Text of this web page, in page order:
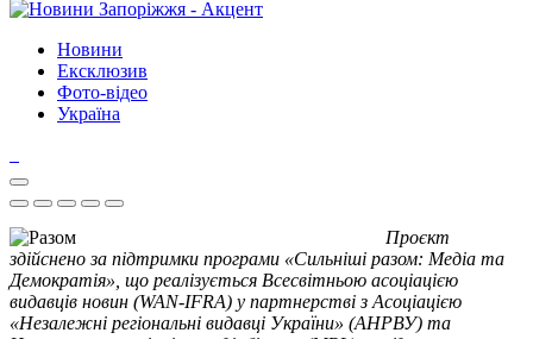
Новини
Ексклюзив
Фото-відео
Україна
Проєкт
здійснено за підтримки програми «Сильніші разом: Медіа та
Демократія», що реалізується Всесвітньою асоціацією
видавців новин (WAN-IFRA) у партнерстві з Асоціацією
«Незалежні регіональні видавці України» (АНРВУ) та